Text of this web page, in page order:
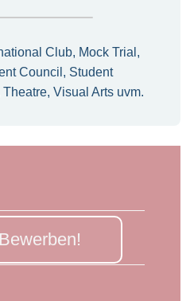
Club, Mock Trial,
Council, Student
Visual Arts uvm.